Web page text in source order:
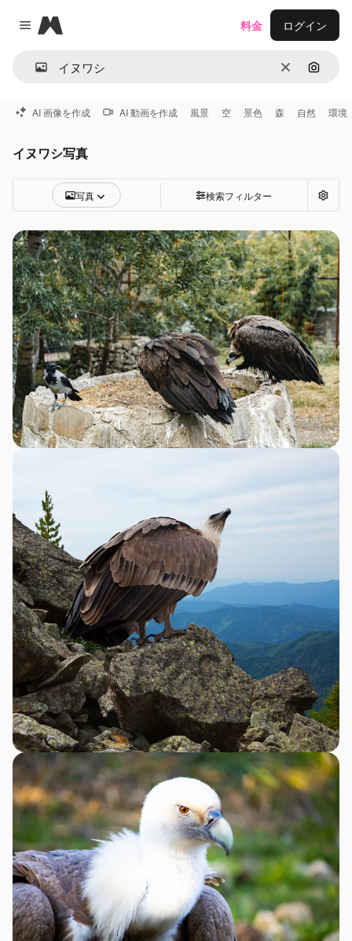
Close menu
Magnific
消去 画像で
料金 ログイン
AI 画像を作成 AI 動画を作成 風景 空 景色 森 自然 環境
イヌワシ写真
写真 検索フィルター